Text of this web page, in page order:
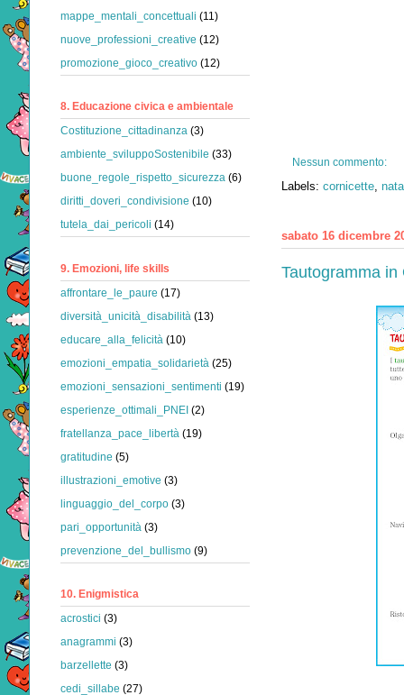
Nessun commento:
Labels: cornicette,
sabato 16 dicembre
Tautogramma
mappe_mentali_concettuali (11)
nuove_professioni_creative (12)
promozione_gioco_creativo (12)
8. Educazione civica e ambientale
Costituzione_cittadinanza (3)
ambiente_sviluppoSostenibile (33)
buone_regole_rispetto_sicurezza (6)
diritti_doveri_condivisione (10)
tutela_dai_pericoli (14)
9. Emozioni, life skills
affrontare_le_paure (17)
diversità_unicità_disabilità (13)
educare_alla_felicità (10)
emozioni_empatia_solidarietà (25)
emozioni_sensazioni_sentimenti (19)
esperienze_ottimali_PNEI (2)
fratellanza_pace_libertà (19)
gratitudine (5)
illustrazioni_emotive (3)
linguaggio_del_corpo (3)
pari_opportunità (3)
prevenzione_del_bullismo (9)
10. Enigmistica
acrostici (3)
anagrammi (3)
barzellette (3)
cedi_sillabe (27)